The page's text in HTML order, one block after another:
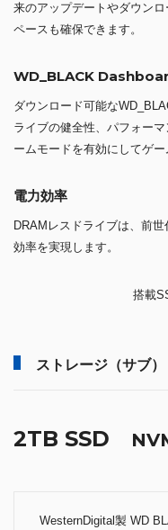
来のアップデートやダウン
ペースも確保できます。
WD_BLACK
ダウンロード可能な
ライブの健全性、パフォー
ームモードを有効にしてゲ
電力効率
DRAMレスドライブは、前
効率を実現します。
搭載
ストレージ（サブ）
2TB SSD
WesternDigital製 WD